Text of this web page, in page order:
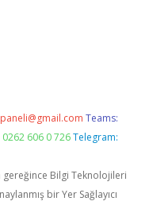
Teams:
606 0 726 Telegram:
gereğince Bilgi Teknolojileri
bir Yer Sağlayıcı